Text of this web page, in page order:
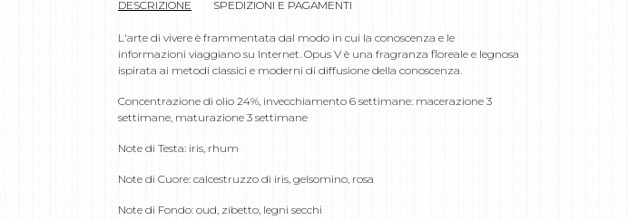
DESCRIZIONE SPEDIZIONI E PAGAMENTI
L'arte di vivere è frammentata dal modo in cui la conoscenza e le
informazioni viaggiano su Internet. Opus V è una fragranza floreale e legnosa
ispirata ai metodi classici e moderni di diffusione della conoscenza.
Concentrazione di olio 24%, invecchiamento 6 settimane: macerazione 3
settimane, maturazione 3 settimane
Note di Testa: iris, rhum
Note di Cuore: calcestruzzo di iris, gelsomino, rosa
Note di Fondo: oud, zibetto, legni secchi